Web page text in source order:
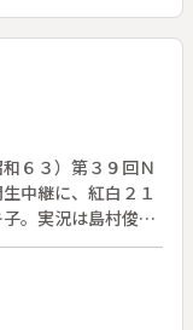
６３）第３９回Ｎ
中継に、紅白２１
。実況は島村俊